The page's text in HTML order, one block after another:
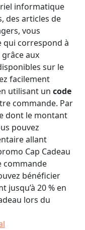
informatique
des articles de
vous
correspond à
aux
sur le
facilement
utilisant un code
commande. Par
dont le montant
pouvez
allant
Cap Cadeau
commande
bénéficier
jusqu’à 20 % en
lors du